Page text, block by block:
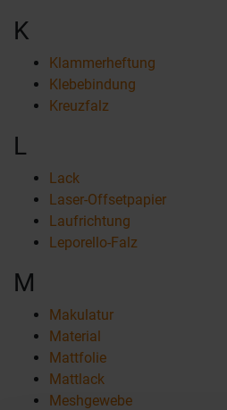
K
Klammerheftung
Klebebindung
Kreuzfalz
L
Lack
Laser-Offsetpapier
Laufrichtung
Leporello-Falz
M
Makulatur
Material
Mattfolie
Mattlack
Meshgewebe